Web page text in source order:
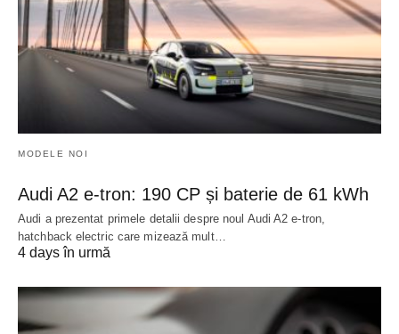
MODELE NOI
Audi A2 e-tron: 190 CP și baterie de 61 kWh
Audi a prezentat primele detalii despre noul Audi A2 e-tron,
hatchback electric care mizează mult…
4 days în urmă